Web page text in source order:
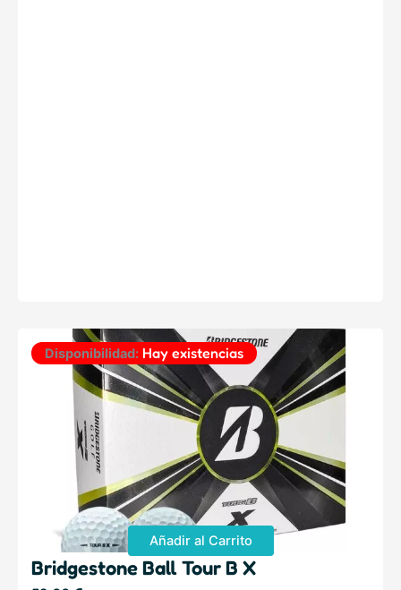
Añadir al Carrito
Disponibilidad: Hay existencias
Bridgestone Ball Tour B X